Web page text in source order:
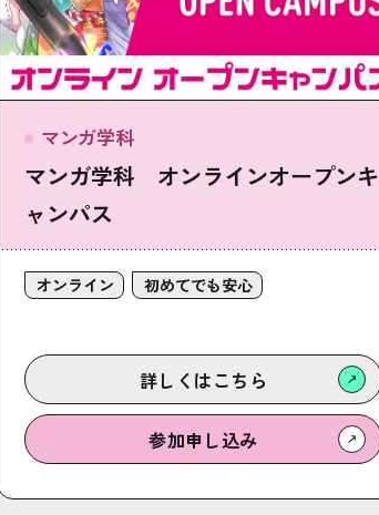
マンガ学科
マンガ学科 オンラインオープンキ
ャンパス
オンライン 初めてでも安心
詳しくはこちら
参加申し込み